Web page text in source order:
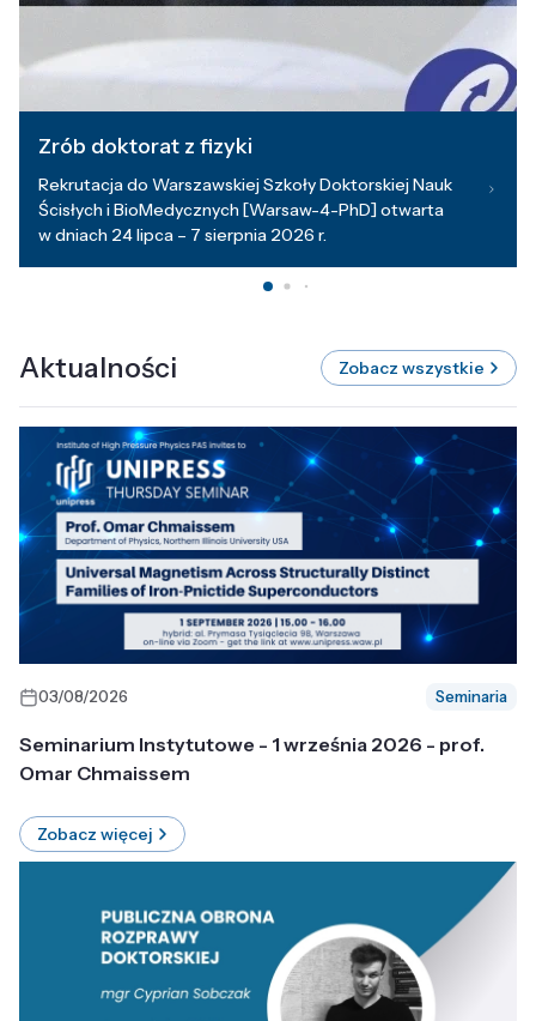
Zrób doktorat z fizyki
Rekrutacja do Warszawskiej Szkoły Doktorskiej Nauk
Ścisłych i BioMedycznych [Warsaw-4-PhD] otwarta
w dniach 24 lipca – 7 sierpnia 2026 r.
Aktualności Zobacz wszystkie
03/08/2026 Seminaria
Seminarium Instytutowe - 1 września 2026 - prof.
Omar Chmaissem
Zobacz więcej